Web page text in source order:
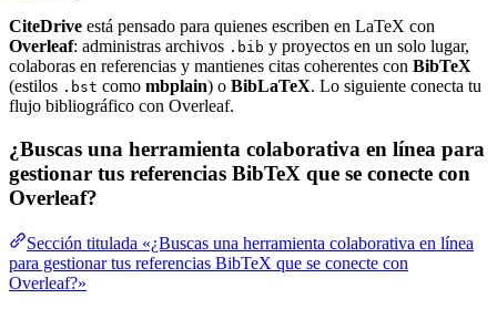
CiteDrive está pensado para quienes escriben en LaTeX con
Overleaf: administras archivos .bib y proyectos en un solo lugar,
colaboras en referencias y mantienes citas coherentes con BibTeX
(estilos .bst como mbplain) o BibLaTeX. Lo siguiente conecta tu
flujo bibliográfico con Overleaf.
¿Buscas una herramienta colaborativa en línea para
gestionar tus referencias BibTeX que se conecte con
Overleaf?
Sección titulada «¿Buscas una herramienta colaborativa en línea
para gestionar tus referencias BibTeX que se conecte con
Overleaf?»